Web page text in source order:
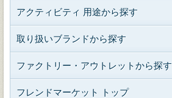
アクティビティ 用途から探す
取り扱いブランドから探す
ファクトリー・アウトレットから探す
フレンドマーケット トップ